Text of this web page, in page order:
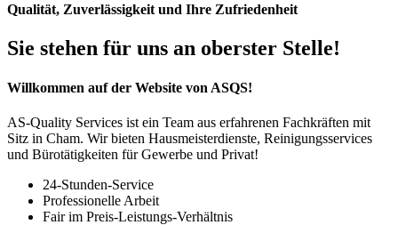
Qualität, Zuverlässigkeit und Ihre Zufriedenheit
Sie stehen für uns an oberster Stelle!
Willkommen auf der Website von ASQS!
AS-Quality Services ist ein Team aus erfahrenen Fachkräften mit
Sitz in Cham. Wir bieten Hausmeisterdienste, Reinigungsservices
und Bürotätigkeiten für Gewerbe und Privat!
24-Stunden-Service
Professionelle Arbeit
Fair im Preis-Leistungs-Verhältnis